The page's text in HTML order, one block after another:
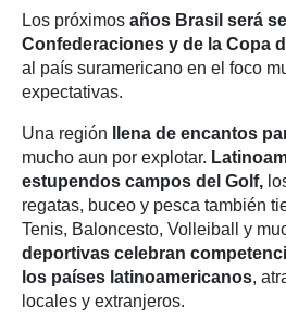
Los próximos años Brasil será
Confederaciones y de la Copa
al país suramericano en el foco
expectativas.
Una región llena de encantos
mucho aun por explotar.
estupendos campos del Golf,
regatas, buceo y pesca también
Tenis, Baloncesto, Volleiball y
deportivas celebran
los países latinoamericanos,
locales y extranjeros.